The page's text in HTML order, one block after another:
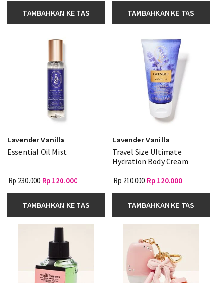
TAMBAHKAN KE TAS TAMBAHKAN KE TAS
Lavender Vanilla
Essential Oil Mist
Rp 230.000 Rp 120.000
TAMBAHKAN KE TAS
Lavender Vanilla
Travel Size Ultimate
Hydration Body Cream
Rp 210.000 Rp 120.000
TAMBAHKAN KE TAS